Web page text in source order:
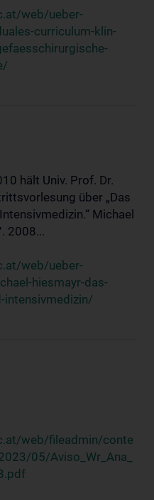
web/ueber-
curriculum-klin-
hält Univ. Prof. Dr.
über „Das
Michael
2008...
web/ueber-
hiesmayr-das-
intensivmedizin/
web/fileadmin/conte
05/Aviso_Wr_Ana_